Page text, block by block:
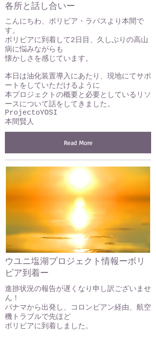
各所と話し合いー
こんにちわ、ボリビア・ラパスより本間で
す。
ボリビアに到着して2日目、久しぶりの高山
病に悩みながらも
懐かしさを感じています。
本日は油化装置導入にあたり、現地にてサポ
ートをしていただけるように
本プロジェクトの概要と必要としているリソ
ースについて話をしてきました。
ProjectoYOSI
本間賢人
Read More
ウユニ塩湖プロジェクト情報ーボリ
ビア到着ー
進捗状況の報告が遅くなり申し訳ございませ
ん！
パナマから出発し、コロンビアン経由、航空
機トラブルで先ほど
ボリビアに到着しました。